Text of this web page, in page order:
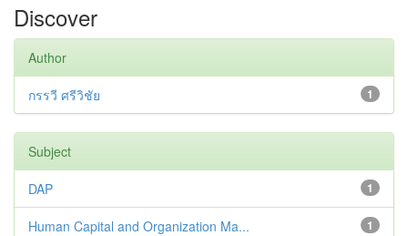
Discover
Author
1
กรรวี ศรีวิชัย
Subject
1
DAP
1
Human Capital and Organization Ma...